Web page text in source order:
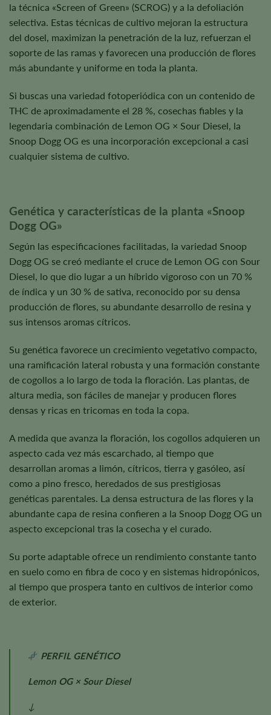
la técnica «Screen of Green» (SCROG) y a la defoliación
selectiva. Estas técnicas de cultivo mejoran la estructura
del dosel, maximizan la penetración de la luz, refuerzan el
soporte de las ramas y favorecen una producción de flores
más abundante y uniforme en toda la planta.
Si buscas una variedad fotoperiódica con un contenido de
THC de aproximadamente el 28 %, cosechas fiables y la
legendaria combinación de Lemon OG × Sour Diesel, la
Snoop Dogg OG es una incorporación excepcional a casi
cualquier sistema de cultivo.
Genética y características de la planta «Snoop
Dogg OG»
Según las especificaciones facilitadas, la variedad Snoop
Dogg OG se creó mediante el cruce de Lemon OG con Sour
Diesel, lo que dio lugar a un híbrido vigoroso con un 70 %
de índica y un 30 % de sativa, reconocido por su densa
producción de flores, su abundante desarrollo de resina y
sus intensos aromas cítricos.
Su genética favorece un crecimiento vegetativo compacto,
una ramificación lateral robusta y una formación constante
de cogollos a lo largo de toda la floración. Las plantas, de
altura media, son fáciles de manejar y producen flores
densas y ricas en tricomas en toda la copa.
A medida que avanza la floración, los cogollos adquieren un
aspecto cada vez más escarchado, al tiempo que
desarrollan aromas a limón, cítricos, tierra y gasóleo, así
como a pino fresco, heredados de sus prestigiosas
genéticas parentales. La densa estructura de las flores y la
abundante capa de resina confieren a la Snoop Dogg OG un
aspecto excepcional tras la cosecha y el curado.
Su porte adaptable ofrece un rendimiento constante tanto
en suelo como en fibra de coco y en sistemas hidropónicos,
al tiempo que prospera tanto en cultivos de interior como
de exterior.
PERFIL GENÉTICO
Lemon OG × Sour Diesel
↓